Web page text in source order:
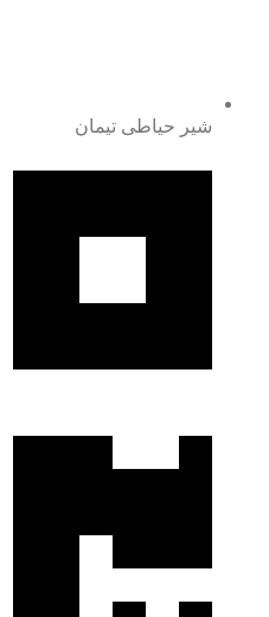
شیر حیاطی تیمان